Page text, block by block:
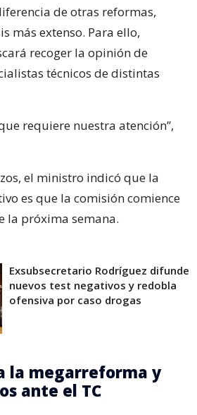
de otras reformas,
más extenso. Para ello,
recoger la opinión de
técnicos de distintas
requiere nuestra atención”,
el ministro indicó que la
es que la comisión comience
la próxima semana.
Exsubsecretario Rodríguez difunde
nuevos test negativos y redobla
ofensiva por caso drogas
la megarreforma y
ante el TC